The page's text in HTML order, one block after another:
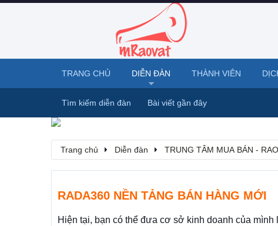
Trang chủ Diễn đàn TRUNG TÂM MUA BÁN -
RADA360 NỀN TẢNG BÁN HÀNG MỚI
Hiện tại, bạn có thể đưa cơ sở kinh doanh của
TRANG CHỦ DIỄN ĐÀN
Tìm kiếm diễn đàn Bài viết gần đây
THÀNH VIÊN